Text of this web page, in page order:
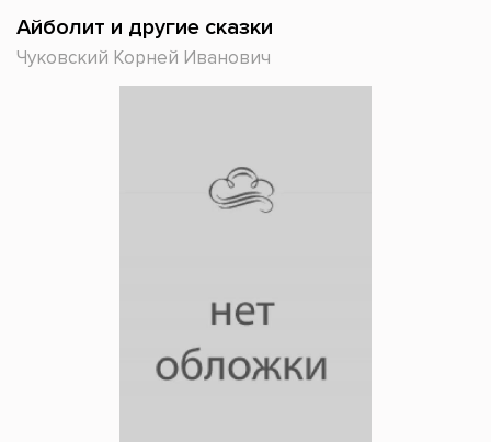
Айболит и другие сказки
Чуковский Корней Иванович